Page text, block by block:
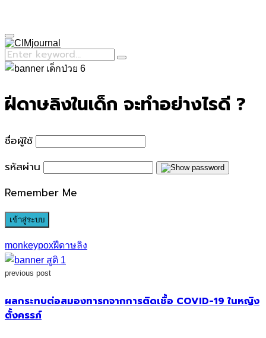
Primary
Menu
Search
for:
Search
ฝีดาษลิงในเด็ก จะทำอย่างไรดี ?
ชื่อผู้ใช้
รหัสผ่าน
Remember Me
monkeypoxฝีดาษลิง
previous post
ผลกระทบต่อสมองทารกจากการติดเชื้อ COVID-19 ในหญิง
ตั้งครรภ์